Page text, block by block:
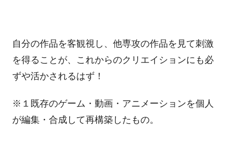
自分の作品を客観視し、他専攻の作品を見て刺激
を得ることが、これからのクリエイションにも必
ずや活かされるはず！
※１既存のゲーム・動画・アニメーションを個人
が編集・合成して再構築したもの。